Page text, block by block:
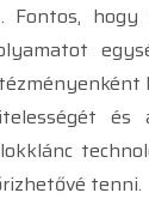
Fontos,
és
tenni.